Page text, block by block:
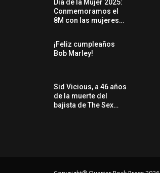
Día de la Mujer 2025:
Conmemoramos el
8M con las mujeres…
¡Feliz cumpleaños
Bob Marley!
Sid Vicious, a 46 años
de la muerte del
bajista de The Sex…